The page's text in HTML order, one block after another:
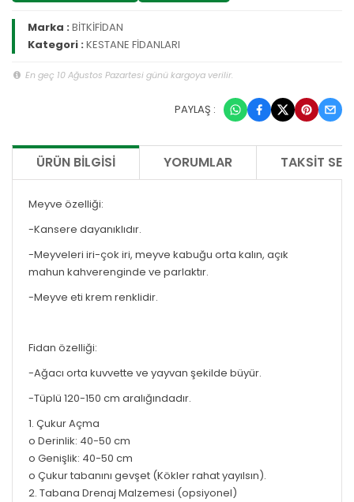
Marka :BİTKİFİDAN
Kategori :KESTANE FİDANLARI
En geç 10 Ağustos Pazartesi günü kargoya verilir.
PAYLAŞ :
ÜRÜN BILGISI YORUMLAR TAKSIT
Meyve özelliği:
-Kansere dayanıklıdır.
-Meyveleri iri-çok iri, meyve kabuğu orta kalın, açık
mahun kahverenginde ve parlaktır.
-Meyve eti krem renklidir.
Fidan özelliği:
-Ağacı orta kuvvette ve yayvan şekilde büyür.
-Tüplü 120-150 cm aralığındadır.
1. Çukur Açma
o Derinlik: 40-50 cm
o Genişlik: 40-50 cm
o Çukur tabanını gevşet (Kökler rahat yayılsın).
2. Tabana Drenaj Malzemesi (opsiyonel)